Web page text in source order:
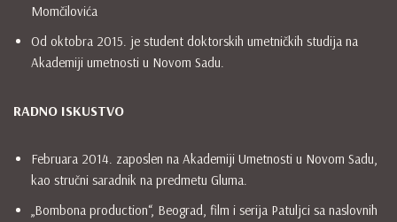
Momčilovića
Od oktobra 2015. je student doktorskih umetničkih studija na
Akademiji umetnosti u Novom Sadu.
RADNO ISKUSTVO
Februara 2014. zaposlen na Akademiji Umetnosti u Novom Sadu,
kao stručni saradnik na predmetu Gluma.
„Bombona production“, Beograd, film i serija Patuljci sa naslovnih